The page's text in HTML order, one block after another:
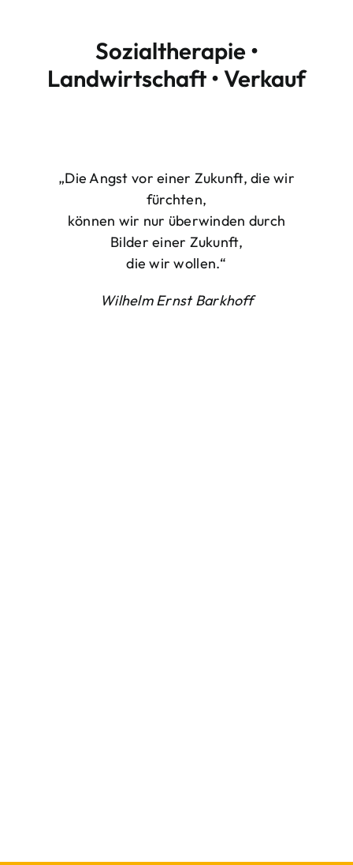
Sozialtherapie •
Landwirtschaft • Verkauf
„Die Angst vor einer Zukunft, die wir
fürchten,
können wir nur überwinden durch
Bilder einer Zukunft,
die wir wollen.“
Wilhelm Ernst Barkhoff